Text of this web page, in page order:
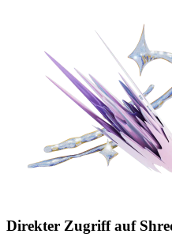
Direkter Zugriff auf